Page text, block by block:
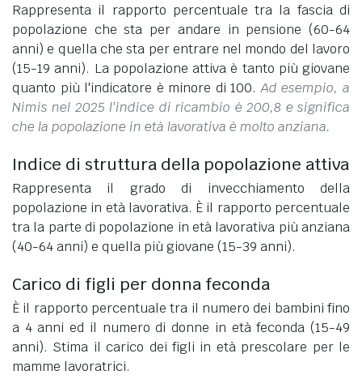
Rappresenta il rapporto percentuale tra la fascia di
popolazione che sta per andare in pensione (60-64
anni) e quella che sta per entrare nel mondo del lavoro
(15-19 anni). La popolazione attiva è tanto più giovane
quanto più l'indicatore è minore di 100.Ad esempio, a
Nimis nel 2025 l'indice di ricambio è 200,8 e significa
che la popolazione in età lavorativa è molto anziana.
Indice di struttura della popolazione attiva
Rappresenta il grado di invecchiamento della
popolazione in età lavorativa. È il rapporto percentuale
tra la parte di popolazione in età lavorativa più anziana
(40-64 anni) e quella più giovane (15-39 anni).
Carico di figli per donna feconda
È il rapporto percentuale tra il numero dei bambini fino
a 4 anni ed il numero di donne in età feconda (15-49
anni). Stima il carico dei figli in età prescolare per le
mamme lavoratrici.